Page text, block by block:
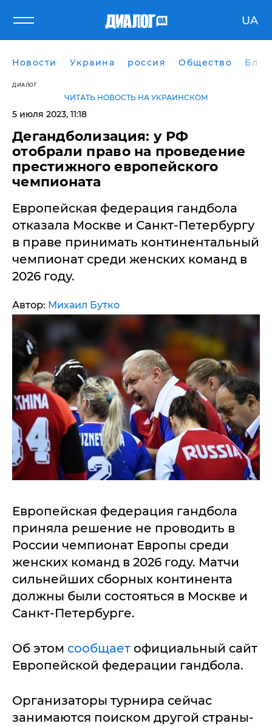
UA
Новости Украина россия Общество
ДИАЛОГ
ЧИТАТЬ НОВОСТЬ НА УКРАИНСКОМ
5 июля 2023, 11:18
Дегандболизация: у РФ
отобрали право на проведение
престижного европейского
чемпионата
Европейская федерация гандбола
отказала Москве и Санкт-Петербургу
в праве принимать континентальный
чемпионат среди женских команд в
2026 году.
Автор: Михаил Бутко
Европейская федерация гандбола
приняла решение не проводить в
России чемпионат Европы среди
женских команд в 2026 году. Матчи
сильнейших сборных континента
должны были состояться в Москве и
Санкт-Петербурге.
Об этом сообщает официальный сайт
Европейской федерации гандбола.
Организаторы турнира сейчас
занимаются поиском другой страны-